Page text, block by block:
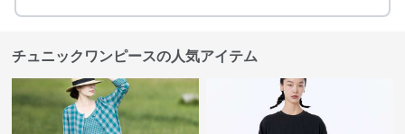
チュニックワンピースの人気アイテム